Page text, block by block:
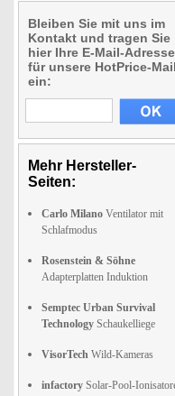
Bleiben Sie mit uns im
Kontakt und tragen Sie
hier Ihre E-Mail-Adresse
für unsere HotPrice-Mail
ein:
Mehr Hersteller-
Seiten:
Carlo Milano Ventilator mit
Schlafmodus
Rosenstein & Söhne
Adapterplatten Induktion
Semptec Urban Survival
Technology Schaukelliege
VisorTech Wild-Kameras
infactory Solar-Pool-